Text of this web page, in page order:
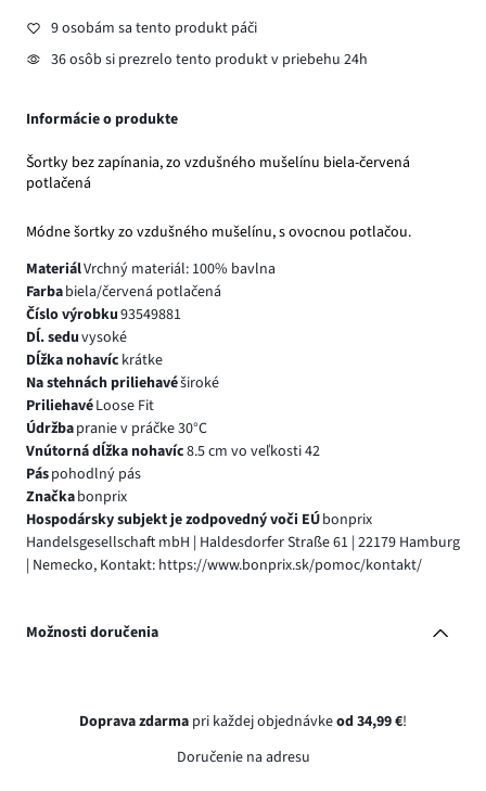
9 osobám sa tento produkt páči
36 osôb si prezrelo tento produkt v priebehu 24h
Informácie o produkte
Šortky bez zapínania, zo vzdušného mušelínu biela-červená
potlačená
Módne šortky zo vzdušného mušelínu, s ovocnou potlačou.
MateriálVrchný materiál: 100% bavlna
Farbabiela/červená potlačená
Číslo výrobku93549881
Dĺ. seduvysoké
Dĺžka nohavíc krátke
Na stehnách priliehavéširoké
PriliehavéLoose Fit
Údržbapranie v práčke 30°C
Vnútorná dĺžka nohavíc8.5 cm vo veľkosti 42
Páspohodlný pás
Značkabonprix
Hospodársky subjekt je zodpovedný voči EÚbonprix
Handelsgesellschaft mbH | Haldesdorfer Straße 61 | 22179 Hamburg
| Nemecko, Kontakt: https://www.bonprix.sk/pomoc/kontakt/
Možnosti doručenia
Doprava zdarma pri každej objednávkeod 34,99 €!
Doručenie na adresu